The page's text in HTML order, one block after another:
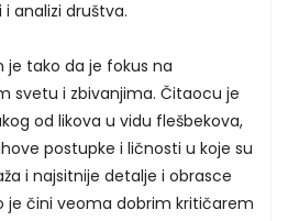
i analizi društva.
je tako da je fokus na
svetu i zbivanjima. Čitaocu je
od likova u vidu flešbekova,
postupke i ličnosti u koje su
i najsitnije detalje i obrasce
je čini veoma dobrim kritičarem